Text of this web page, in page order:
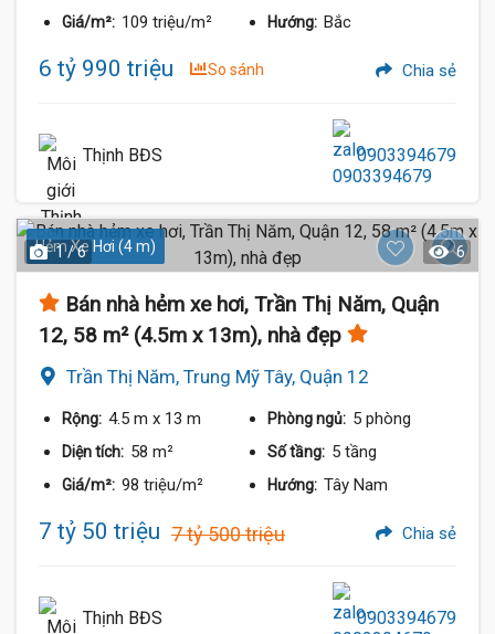
Giá/m²: 109 triệu/m² Hướng: Bắc
6 tỷ 990 triệu So sánh Chia sẻ
Thịnh BĐS 0903394679
Hẻm Xe Hơi (4 m)
1 / 6 6
Bán nhà hẻm xe hơi, Trần Thị Năm, Quận
12, 58 m² (4.5m x 13m), nhà đẹp
Trần Thị Năm, Trung Mỹ Tây, Quận 12
Rộng: 4.5 m x 13 m Phòng ngủ: 5 phòng
Diện tích: 58 m² Số tầng: 5 tầng
Giá/m²: 98 triệu/m² Hướng: Tây Nam
7 tỷ 50 triệu 7 tỷ 500 triệu Chia sẻ
Thịnh BĐS 0903394679